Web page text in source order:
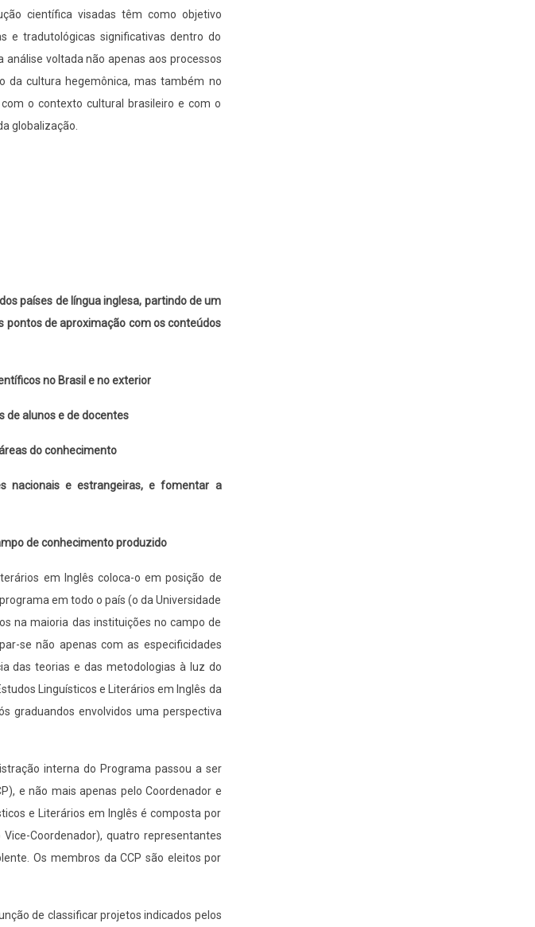
científica visadas têm como objetivo
e tradutológicas significativas dentro do
voltada não apenas aos processos
da cultura hegemônica, mas também no
o contexto cultural brasileiro e com o
globalização.
países de língua inglesa, partindo de um
pontos de aproximação com os conteúdos
no Brasil e no exterior
de alunos e de docentes
do conhecimento
nacionais e estrangeiras, e fomentar a
de conhecimento produzido
em Inglês coloca-o em posição de
em todo o país (o da Universidade
na maioria das instituições no campo de
se não apenas com as especificidades
das teorias e das metodologias à luz do
Linguísticos e Literários em Inglês da
graduandos envolvidos uma perspectiva
interna do Programa passou a ser
e não mais apenas pelo Coordenador e
e Literários em Inglês é composta por
Coordenador), quatro representantes
Os membros da CCP são eleitos por
de classificar projetos indicados pelos